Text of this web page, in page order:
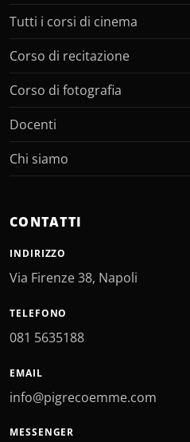
Tutti i corsi di cinema
Corso di recitazione
Corso di fotografia
Docenti
Chi siamo
CONTATTI
INDIRIZZO
Via Firenze 38, Napoli
TELEFONO
081 5635188
EMAIL
info@pigrecoemme.com
MESSENGER